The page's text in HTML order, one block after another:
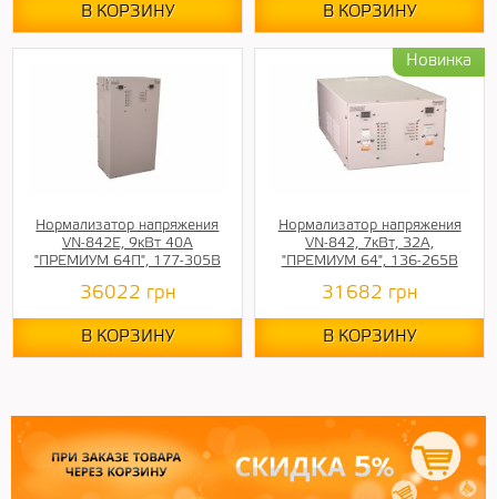
В КОРЗИНУ В КОРЗИНУ
Нормализатор напряжения
VN-842E, 9кВт 40А
"ПРЕМИУМ 64П", 177-305В
36022 грн
В КОРЗИНУ
Нормализатор напряжения
VN-842, 7кВт, 32А,
"ПРЕМИУМ 64", 136-265В
31682 грн
В КОРЗИНУ